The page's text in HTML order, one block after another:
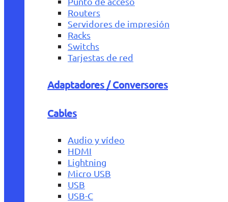
Routers
Servidores de impresión
Racks
Switchs
Tarjestas de red
Adaptadores / Conversores
Cables
Audio y vídeo
HDMI
Lightning
Micro USB
USB
USB-C